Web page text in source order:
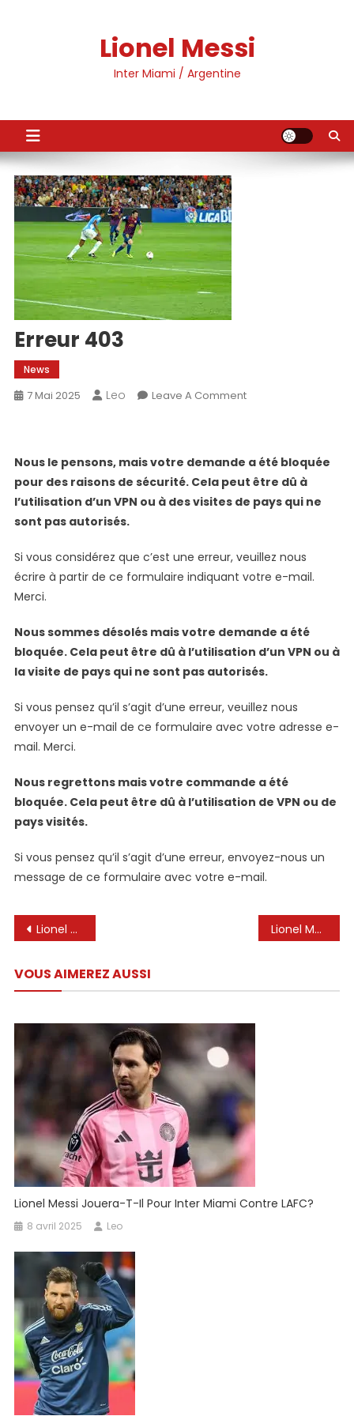
Lionel Messi
Inter Miami / Argentine
Erreur 403
News
7 Mai 2025 Leo Leave A CommentOn
Nous le pensons, mais votre demande a été bloquée
pour des raisons de sécurité. Cela peut être dû à
l’utilisation d’un VPN ou à des visites de pays qui ne
sont pas autorisés.
Si vous considérez que c’est une erreur, veuillez nous
écrire à partir de ce formulaire indiquant votre e-mail.
Merci.
Nous sommes désolés mais votre demande a été
bloquée. Cela peut être dû à l’utilisation d’un VPN ou à
la visite de pays qui ne sont pas autorisés.
Si vous pensez qu’il s’agit d’une erreur, veuillez nous
envoyer un e-mail de ce formulaire avec votre adresse e-
mail. Merci.
Nous regrettons mais votre commande a été
bloquée. Cela peut être dû à l’utilisation de VPN ou de
pays visités.
Si vous pensez qu’il s’agit d’une erreur, envoyez-nous un
message de ce formulaire avec votre e-mail.
Navigation
l’article
Lionel Messi a transformé l’Inter Miami en «Real Madrid du MLS»! Josef Martínez révèle l’impact que le vôtre la légende de Barcelone dans le club américain Lionel Messi : La signature surréaliste… au Real Madrid ?
VOUS AIMEREZ AUSSI
Lionel Messi Jouera-T-Il Pour Inter Miami Contre LAFC?
8 avril 2025 Leo